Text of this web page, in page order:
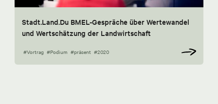
Stadt.Land.Du BMEL-Gespräche über Wertewandel
und Wertschätzung der Landwirtschaft
#Vortrag #Podium #präsent #2020